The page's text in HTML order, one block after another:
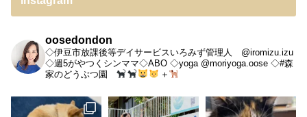
oosedondon
◇伊豆市放課後等デイサービスいろみず管理人 @iromizu.izu
◇週5がやつくシンママ◇ABO ◇yoga @moriyoga.oose ◇#森
家のどうぶつ園
＋